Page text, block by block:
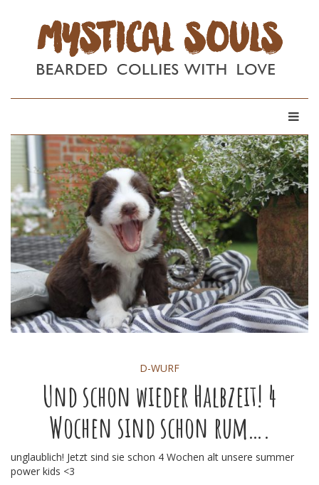
D-WURF
Und schon wieder Halbzeit! 4
Wochen sind schon rum….
unglaublich! Jetzt sind sie schon 4 Wochen alt unsere summer
power kids <3